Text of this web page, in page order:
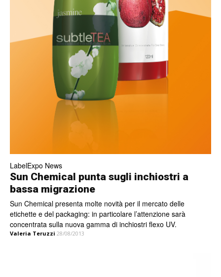
LabelExpo News
Sun Chemical punta sugli inchiostri a
bassa migrazione
Sun Chemical presenta molte novità per il mercato delle
etichette e del packaging: in particolare l’attenzione sarà
concentrata sulla nuova gamma di inchiostri flexo UV.
Valeria Teruzzi 28/08/2013